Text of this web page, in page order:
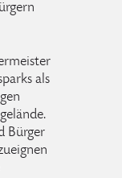
als
Bürger